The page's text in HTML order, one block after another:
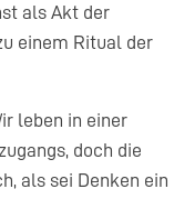
als Akt der
einem Ritual der
leben in einer
doch die
als sei Denken ein